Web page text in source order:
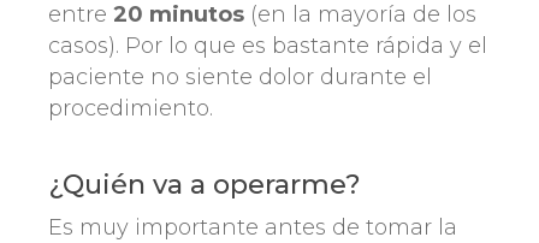
entre 20 minutos (en la mayoría de los
casos). Por lo que es bastante rápida y el
paciente no siente dolor durante el
procedimiento.
¿Quién va a operarme?
Es muy importante antes de tomar la